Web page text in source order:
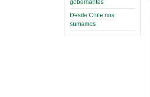
gobernantes
Desde Chile nos
sumamos